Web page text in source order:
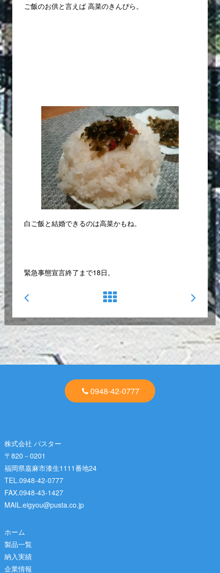
ご飯のお供と言えば 高菜のきんぴら。
白ご飯と結婚できるのは高菜かもね。
緊急事態宣言終了まで18日。
0948-42-0777
株式会社 パスター
〒820－0201
福岡県嘉麻市漆生1111番地24
TEL.0948-42-0777
FAX.0948-43-1427
MAIL.eigyou@pusta.co.jp
ホーム
製品一覧
納入実績
企業情報